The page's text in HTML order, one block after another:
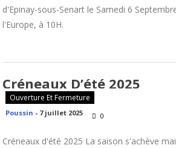
d'Epinay-sous-Senart le Samedi 6
l'Europe, à 10H.
Créneaux D’été 2025
Ouverture Et Fermeture
Poussin - 7 juillet 2025 0
Créneaux d'été 2025 La saison s'achève